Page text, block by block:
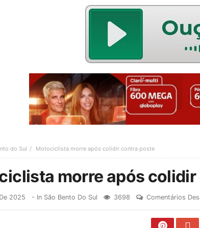
do Sul Motociclista morre após colidir contra poste
morre após
2025 - In São Bento Do Sul 3698 Comentários